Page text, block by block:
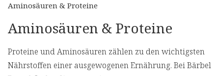
Aminosäuren & Proteine
Aminosäuren & Proteine
Proteine und Aminosäuren zählen zu den wichtigsten
Nährstoffen einer ausgewogenen Ernährung. Bei Bärbel